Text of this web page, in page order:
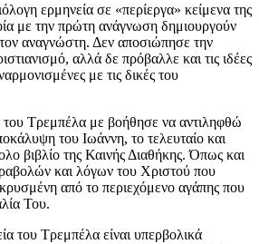
ερμηνεία σε «περίεργα» κείμενα της
με την πρώτη ανάγνωση δημιουργούν
αναγνώστη. Δεν αποσιώπησε την
αλλά δε πρόβαλλε και τις ιδέες
με τις δικές του
Τρεμπέλα με βοήθησε να αντιληφθώ
του Ιωάννη, το τελευταίο και
βιβλίο της Καινής Διαθήκης. Όπως και
και λόγων του Χριστού που
από το περιεχόμενο αγάπης που
Του.
του Τρεμπέλα είναι υπερβολικά